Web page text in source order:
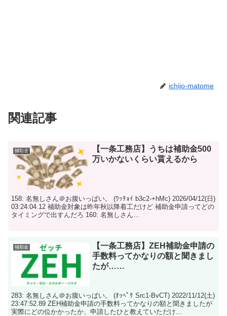
ichijo-matome
関連記事
補助金
【一条工務店】うちは補助金500
万いかないくらい貰えるから
158: 名無しさん＠お腹いっぱい。 (ﾜｯﾁｮｲ b3c2-+hMc) 2026/04/12(日)
03:24:04.12 補助金対象は昨年秋以降着工だけど 補助金申請ってどの
タイミングで出すんだろ 160: 名無しさん...
補助金
【一条工務店】ZEH補助金申請の
手数料ってかなりの額と聞きまし
たが……
283: 名無しさん＠お腹いっぱい。 (ｵｯﾍﾟｹ Src1-BvCT) 2022/11/12(土)
23:47:52.89 ZEH補助金申請の手数料ってかなりの額と聞きましたが
実際にどの位かかったか、申請したひと教えていただけ...